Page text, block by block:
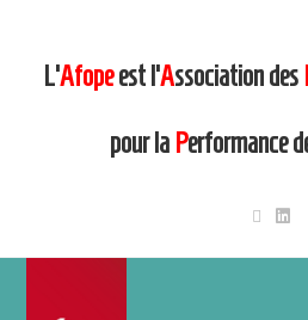
L’Afopeest l’Association des
pour la Performance